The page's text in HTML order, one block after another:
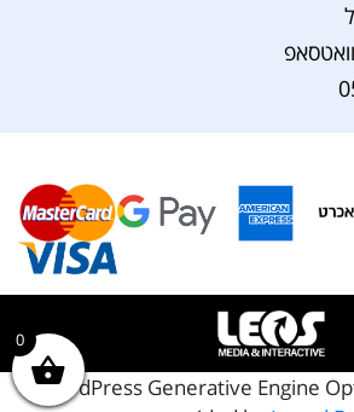
0
WordPress Generative Engine